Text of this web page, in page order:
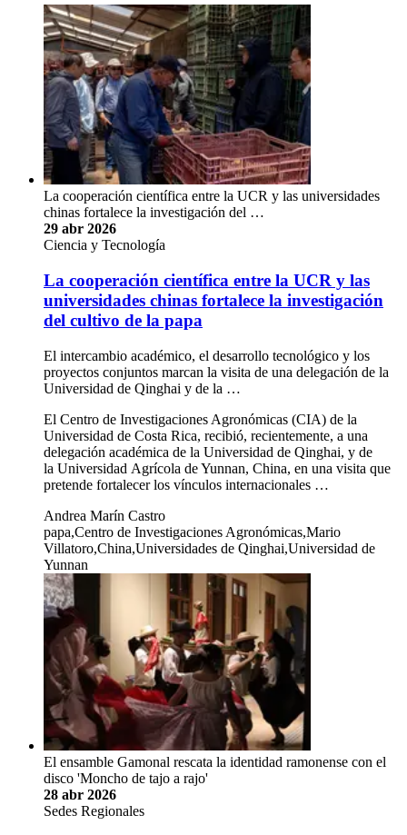
La cooperación científica entre la UCR y las universidades
chinas fortalece la investigación del …
29 abr 2026
Ciencia y Tecnología
La cooperación científica entre la UCR y las
universidades chinas fortalece la investigación
del cultivo de la papa
El intercambio académico, el desarrollo tecnológico y los
proyectos conjuntos marcan la visita de una delegación de la
Universidad de Qinghai y de la …
El Centro de Investigaciones Agronómicas (CIA) de la
Universidad de Costa Rica, recibió, recientemente, a una
delegación académica de la Universidad de Qinghai, y de
la Universidad Agrícola de Yunnan, China, en una visita que
pretende fortalecer los vínculos internacionales …
Andrea Marín Castro
papa,Centro de Investigaciones Agronómicas,Mario
Villatoro,China,Universidades de Qinghai,Universidad de
Yunnan
El ensamble Gamonal rescata la identidad ramonense con el
disco 'Moncho de tajo a rajo'
28 abr 2026
Sedes Regionales